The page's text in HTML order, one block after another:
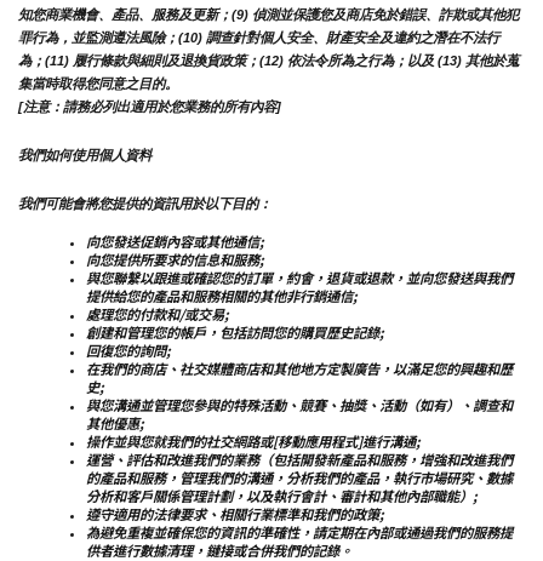
知您商業機會、產品、服務及更新；(9) 偵測並保護您及商店免於錯誤、詐欺或其他犯
罪行為，並監測遵法風險；(10) 調查針對個人安全、財產安全及違約之潛在不法行
為；(11) 履行條款與細則及退換貨政策；(12) 依法令所為之行為；以及 (13) 其他於蒐
集當時取得您同意之目的。
[注意：請務必列出適用於您業務的所有內容]
我們如何使用個人資料
我們可能會將您提供的資訊用於以下目的：
向您發送促銷內容或其他通信;
向您提供所要求的信息和服務;
與您聯繫以跟進或確認您的訂單，約會，退貨或退款，並向您發送與我們
提供給您的產品和服務相關的其他非行銷通信;
處理您的付款和/或交易;
創建和管理您的帳戶，包括訪問您的購買歷史記錄;
回復您的詢問;
在我們的商店、社交媒體商店和其他地方定製廣告，以滿足您的興趣和歷
史;
與您溝通並管理您參與的特殊活動、競賽、抽獎、活動（如有）、調查和
其他優惠;
操作並與您就我們的社交網路或[移動應用程式]進行溝通;
運營、評估和改進我們的業務（包括開發新產品和服務，增強和改進我們
的產品和服務，管理我們的溝通，分析我們的產品，執行市場研究、數據
分析和客戶關係管理計劃，以及執行會計、審計和其他內部職能）;
遵守適用的法律要求、相關行業標準和我們的政策;
為避免重複並確保您的資訊的準確性，請定期在內部或通過我們的服務提
供者進行數據清理，鏈接或合併我們的記錄。